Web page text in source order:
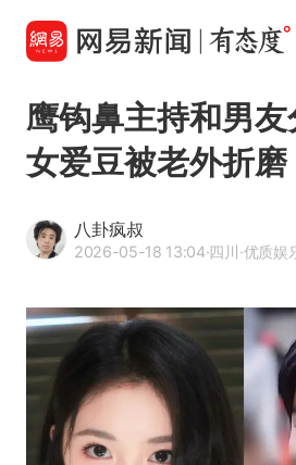
鹰钩鼻主持和男
女爱豆被老外折磨
八卦疯叔
2026-05-18 13:04·四川·优质娱乐